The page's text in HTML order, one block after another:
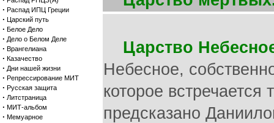
· Распад ИПЦ Греции
· Царский путь
· Белое Дело
· Дело о Белом Деле
· Врангелиана
· Казачество
· Дни нашей жизни
· Репрессирование МИТ
· Русская защита
· Литстраница
· МИТ-альбом
· Мемуарное
Царство
Небесное,
которое
предсказано